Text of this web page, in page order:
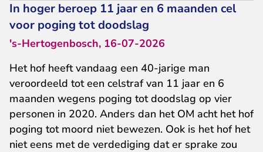
In hoger beroep 11 jaar en 6 maanden cel
voor poging tot doodslag
's-Hertogenbosch, 16-07-2026
Het hof heeft vandaag een 40-jarige man
veroordeeld tot een celstraf van 11 jaar en 6
maanden wegens poging tot doodslag op vier
personen in 2020. Anders dan het OM acht het hof
poging tot moord niet bewezen. Ook is het hof het
niet eens met de verdediging dat er sprake zou